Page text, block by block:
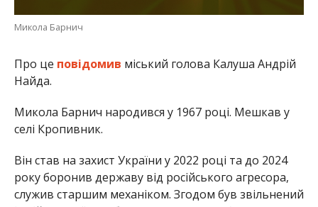
Микола Барнич
Про це повідомив міський голова Калуша Андрій
Найда.
Микола Барнич народився у 1967 році. Мешкав у
селі Кропивник.
Він став на захист України у 2022 році та до 2024
року боронив державу від російського агресора,
служив старшим механіком. Згодом був звільнений